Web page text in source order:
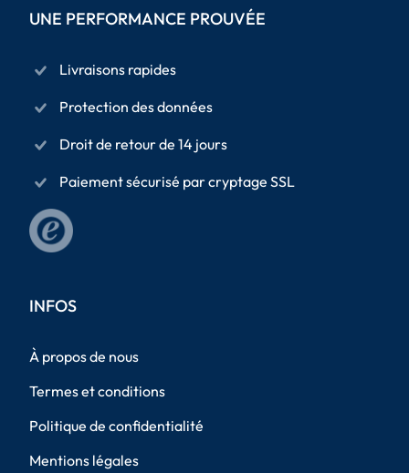
UNE PERFORMANCE PROUVÉE
Livraisons rapides
Protection des données
Droit de retour de 14 jours
Paiement sécurisé par cryptage SSL
INFOS
À propos de nous
Termes et conditions
Politique de confidentialité
Mentions légales